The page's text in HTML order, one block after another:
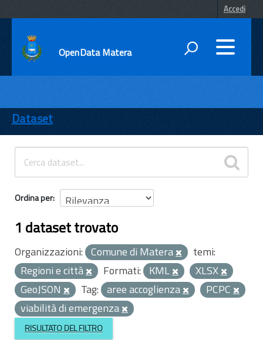
Accedi
OpenData Matera
ENTI
TEMI
INFORMAZIONI
Dataset
Ordina per
1 dataset trovato
Organizzazioni: Comune di Matera
temi:
Regioni e città
Formati: KML
XLSX
GeoJSON
Tag: aree accoglienza
PCPC
viabilità di emergenza
RISULTATO DEL FILTRO